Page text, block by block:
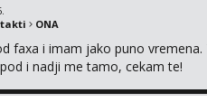
ONA
faxa i imam jako puno
i nadji me tamo, cekam te!